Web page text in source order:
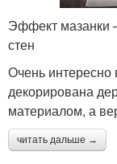
Эффект мазанки
стен
Очень интересно
декорирована
материалом, а
читать дальше →